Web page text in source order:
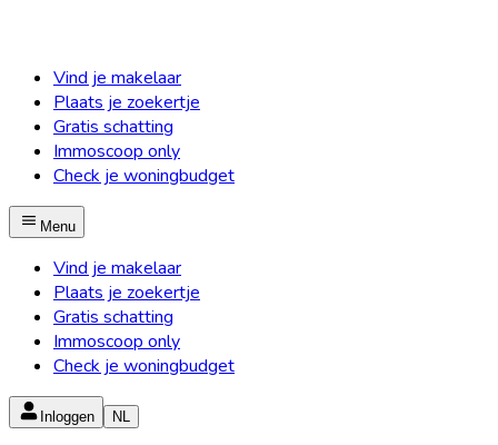
Vind je makelaar
Plaats je zoekertje
Gratis schatting
Immoscoop only
Check je woningbudget
Menu
Vind je makelaar
Plaats je zoekertje
Gratis schatting
Immoscoop only
Check je woningbudget
Inloggen NL